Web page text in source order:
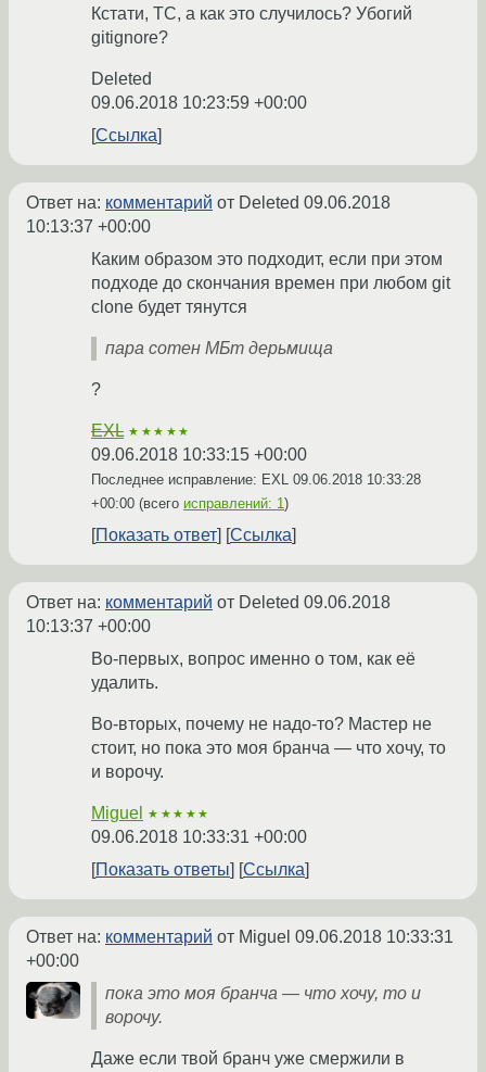
Кстати, ТС, а как это случилось? Убогий
gitignore?
Deleted
09.06.2018 10:23:59 +00:00
Ссылка
Ответ на: комментарий от Deleted 09.06.2018
10:13:37 +00:00
Каким образом это подходит, если при этом
подходе до скончания времен при любом git
clone будет тянутся
пара сотен МБт дерьмища
?
EXL ★★★★★
09.06.2018 10:33:15 +00:00
Последнее исправление: EXL 09.06.2018 10:33:28
+00:00 (всего исправлений: 1)
Показать ответ Ссылка
Ответ на: комментарий от Deleted 09.06.2018
10:13:37 +00:00
Во-первых, вопрос именно о том, как её
удалить.
Во-вторых, почему не надо-то? Мастер не
стоит, но пока это моя бранча — что хочу, то
и ворочу.
Miguel ★★★★★
09.06.2018 10:33:31 +00:00
Показать ответы
Ссылка
Ответ на: комментарий от Miguel 09.06.2018 10:33:31
+00:00
пока это моя бранча — что хочу, то и
ворочу.
Даже если твой бранч уже смержили в